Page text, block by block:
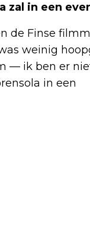
zal in een
de Finse
weinig
— ik ben er
in een